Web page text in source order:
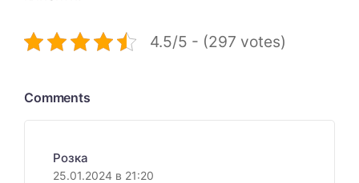
4.5/5 - (297 votes)
Comments
Розка
25.01.2024 в 21:20